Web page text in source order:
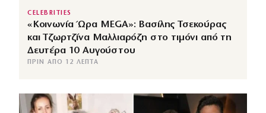
CELEBRITIES
«Κοινωνία Ώρα MEGA»: Βασίλης Τσεκούρας
και Τζωρτζίνα Μαλλιαρόζη στο τιμόνι από τη
Δευτέρα 10 Αυγούστου
ΠΡΙΝ ΑΠΌ 12 ΛΕΠΤΆ